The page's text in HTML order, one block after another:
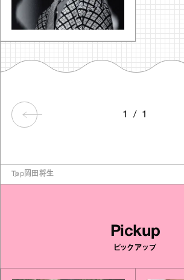
1 / 1
Top岡田将生
Pickup
ピックアップ